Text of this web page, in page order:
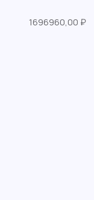
1696960,00 ₽